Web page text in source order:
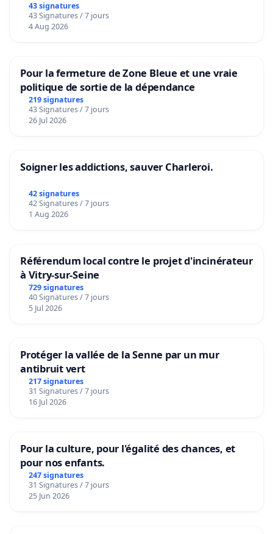
43 signatures
43 Signatures / 7 jours
4 Aug 2026
Pour la fermeture de Zone Bleue et une vraie
politique de sortie de la dépendance
219 signatures
43 Signatures / 7 jours
26 Jul 2026
Soigner les addictions, sauver Charleroi.
42 signatures
42 Signatures / 7 jours
1 Aug 2026
Référendum local contre le projet d'incinérateur
à Vitry-sur-Seine
729 signatures
40 Signatures / 7 jours
5 Jul 2026
Protéger la vallée de la Senne par un mur
antibruit vert
217 signatures
31 Signatures / 7 jours
16 Jul 2026
Pour la culture, pour l'égalité des chances, et
pour nos enfants.
247 signatures
31 Signatures / 7 jours
25 Jun 2026